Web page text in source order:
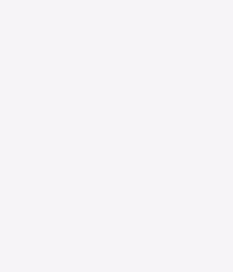
、任意で提供された個人
などの個人情報へは、細
登録者の断りなく第三者
せんので、どうぞご安心
されています。
本町ビル5F
ー
ラクター資格コース
資格コース
ス